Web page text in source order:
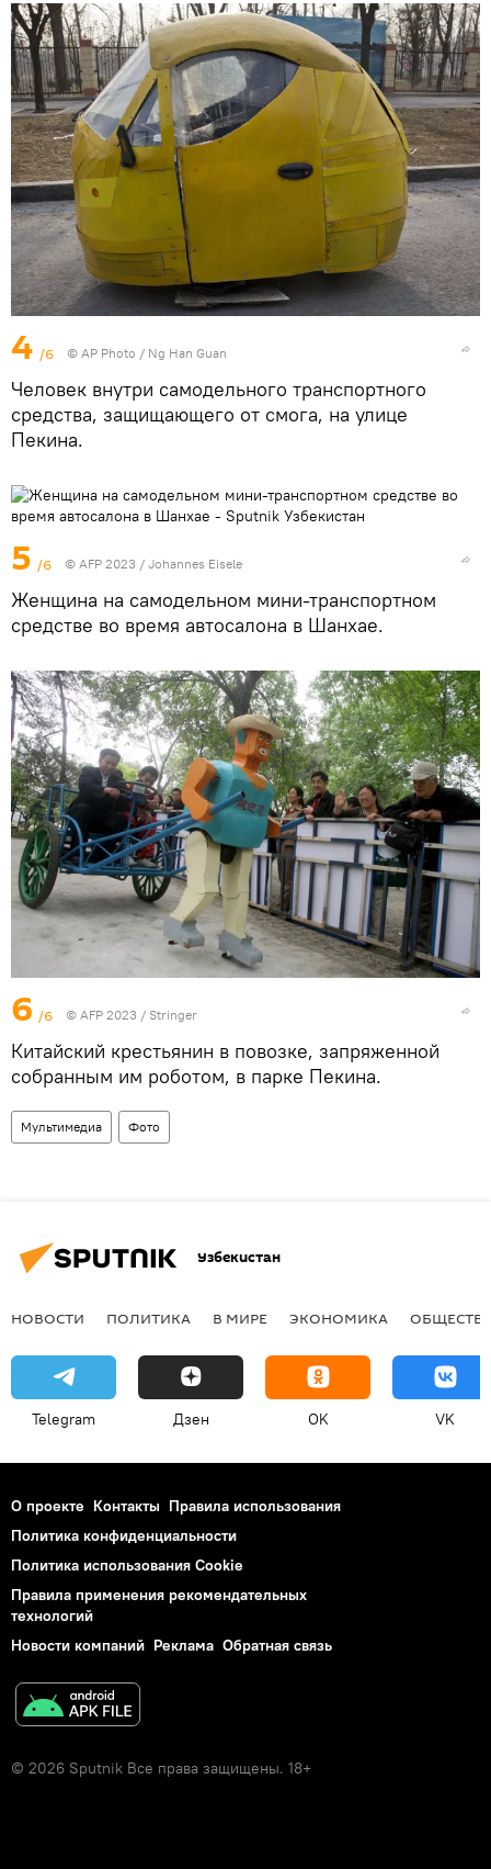
4 /6 © AP Photo / Ng Han Guan
Человек внутри самодельного транспортного
средства, защищающего от смога, на улице
Пекина.
5 /6 © AFP 2023 / Johannes Eisele
Женщина на самодельном мини-транспортном
средстве во время автосалона в Шанхае.
6 /6 © AFP 2023 / Stringer
Китайский крестьянин в повозке, запряженной
собранным им роботом, в парке Пекина.
Мультимедиа Фото
Узбекистан
НОВОСТИ ПОЛИТИКА В МИРЕ ЭКОНОМИКА
Telegram Дзен OK VK
О проекте Контакты Правила использования
Политика конфиденциальности
Политика использования Cookie
Правила применения рекомендательных
технологий
Новости компаний Реклама Обратная связь
© 2026 Sputnik Все права защищены. 18+